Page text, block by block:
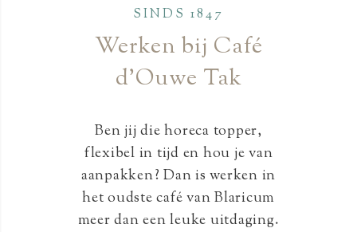
SINDS 1847
Werken bij Café
d’Ouwe Tak
Ben jij die horeca topper,
flexibel in tijd en hou je van
aanpakken? Dan is werken in
het oudste café van Blaricum
meer dan een leuke uitdaging.